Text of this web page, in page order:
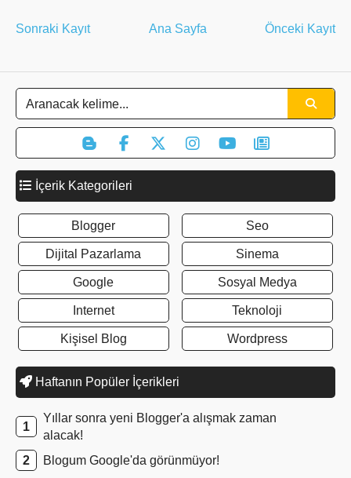
Sonraki Kayıt Önceki Kayıt
Ana Sayfa
İçerik Kategorileri
Blogger
Dijital Pazarlama
Google
Internet
Kişisel Blog
Seo
Sinema
Sosyal Medya
Teknoloji
Wordpress
Haftanın Popüler İçerikleri
Yıllar sonra yeni Blogger'a alışmak zaman
alacak!
Blogum Google'da görünmüyor!